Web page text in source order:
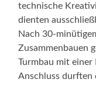
technische
dienten
Nach 30-
Zusammenbauen
Turmbau mit
Anschluss durften